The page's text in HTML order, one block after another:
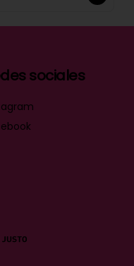
sociales